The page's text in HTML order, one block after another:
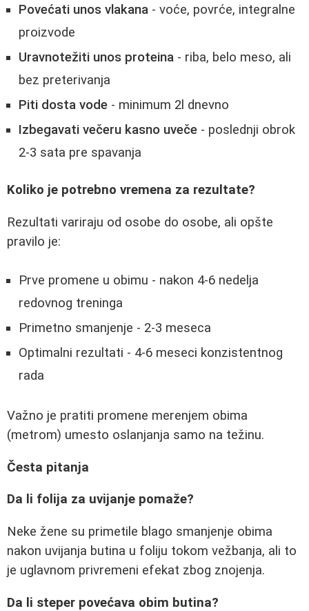
Povećati unos vlakana - voće, povrće, integralne
proizvode
Uravnotežiti unos proteina - riba, belo meso, ali
bez preterivanja
Piti dosta vode - minimum 2l dnevno
Izbegavati večeru kasno uveče - poslednji obrok
2-3 sata pre spavanja
Koliko je potrebno vremena za rezultate?
Rezultati variraju od osobe do osobe, ali opšte
pravilo je:
Prve promene u obimu - nakon 4-6 nedelja
redovnog treninga
Primetno smanjenje - 2-3 meseca
Optimalni rezultati - 4-6 meseci konzistentnog
rada
Važno je pratiti promene merenjem obima
(metrom) umesto oslanjanja samo na težinu.
Česta pitanja
Da li folija za uvijanje pomaže?
Neke žene su primetile blago smanjenje obima
nakon uvijanja butina u foliju tokom vežbanja, ali to
je uglavnom privremeni efekat zbog znojenja.
Da li steper povećava obim butina?